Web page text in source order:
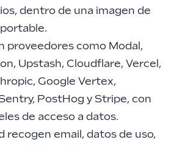
dentro de una imagen de
proveedores como Modal,
Upstash, Cloudflare, Vercel,
Google Vertex,
PostHog y Stripe, con
de acceso a datos.
recogen email, datos de uso,